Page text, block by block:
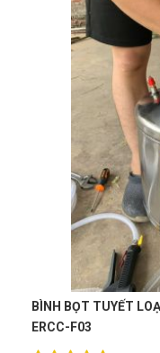
CẤP (INOX SUS 304)
Nguyễn Thị Vân Anh
KÌM BẤM CHỮ C CÓ
Lê Thị Như Hảo(Tỉnh
CHỮ C CÓ ĐẾ 11"/
Trần Lê Quỳnh Như
BẤM CHỮ C CÓ ĐẾ
Phạm Ngọc Vinh
CHỮ C CÓ ĐẾ 11"/
Hải Nam
(Đánh giá 1
Sản phẩm đúng như
An Nhiên
(Đánh giá 1
Cảm nhận sản phẩm
tham khảo nhiều bên,
phẩm tthật chất